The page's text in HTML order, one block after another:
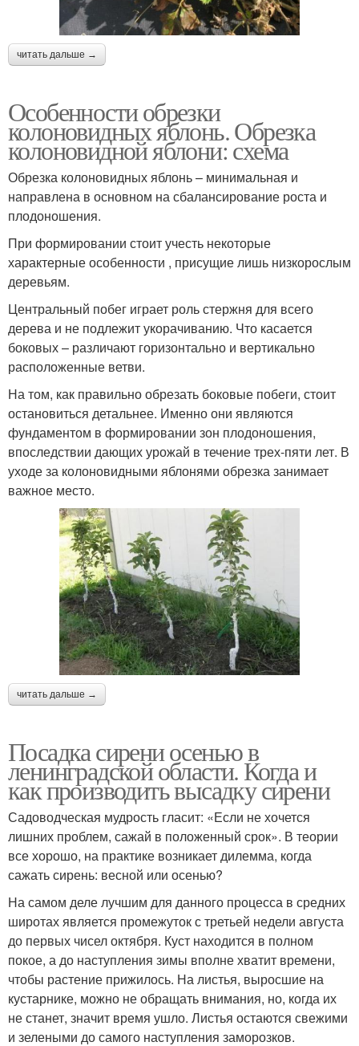
читать дальше →
Особенности обрезки
колоновидных яблонь. Обрезка
колоновидной яблони: схема
Обрезка колоновидных яблонь – минимальная и
направлена в основном на сбалансирование роста и
плодоношения.
При формировании стоит учесть некоторые
характерные особенности , присущие лишь низкорослым
деревьям.
Центральный побег играет роль стержня для всего
дерева и не подлежит укорачиванию. Что касается
боковых – различают горизонтально и вертикально
расположенные ветви.
На том, как правильно обрезать боковые побеги, стоит
остановиться детальнее. Именно они являются
фундаментом в формировании зон плодоношения,
впоследствии дающих урожай в течение трех-пяти лет. В
уходе за колоновидными яблонями обрезка занимает
важное место.
читать дальше →
Посадка сирени осенью в
ленинградской области. Когда и
как производить высадку сирени
Садоводческая мудрость гласит: «Если не хочется
лишних проблем, сажай в положенный срок». В теории
все хорошо, на практике возникает дилемма, когда
сажать сирень: весной или осенью?
На самом деле лучшим для данного процесса в средних
широтах является промежуток с третьей недели августа
до первых чисел октября. Куст находится в полном
покое, а до наступления зимы вполне хватит времени,
чтобы растение прижилось. На листья, выросшие на
кустарнике, можно не обращать внимания, но, когда их
не станет, значит время ушло. Листья остаются свежими
и зелеными до самого наступления заморозков.